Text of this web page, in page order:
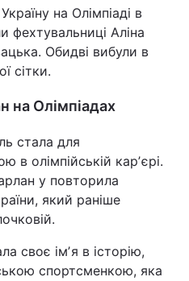
на Олімпіаді в
фехтувальниці Аліна
Обидві вибули в
сітки.
на Олімпіадах
стала для
в олімпійській карʼєрі.
у повторила
який раніше
своє імʼя в історію,
спортсменкою, яка